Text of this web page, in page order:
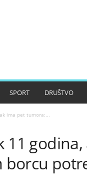
SPORT DRUŠTVO
ima pet tumora:...
11
borcu